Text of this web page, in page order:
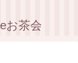
お茶会